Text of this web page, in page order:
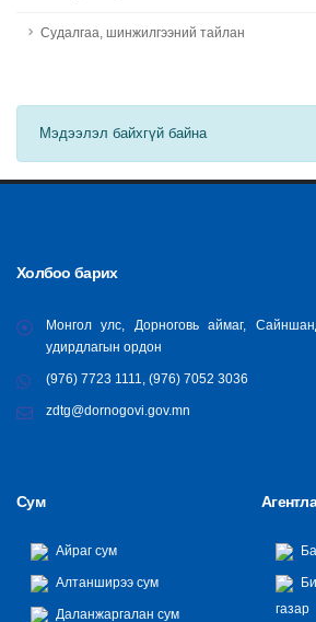
Судалгаа, шинжилгээний тайлан
Мэдээлэл байхгүй байна
Холбоо барих
Монгол улс, Дорноговь аймаг,
удирдлагын ордон
(976) 7723 1111, (976) 7052 3036
zdtg@dornogovi.gov.mn
Сум
Айраг сум
Алтанширээ сум
Даланжаргалан сум
газар